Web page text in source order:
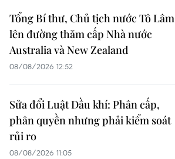
Tổng Bí thư, Chủ tịch nước Tô Lâm
lên đường thăm cấp Nhà nước
Australia và New Zealand
08/08/2026 12:52
Sửa đổi Luật Dầu khí: Phân cấp,
phân quyền nhưng phải kiểm soát
rủi ro
08/08/2026 11:05